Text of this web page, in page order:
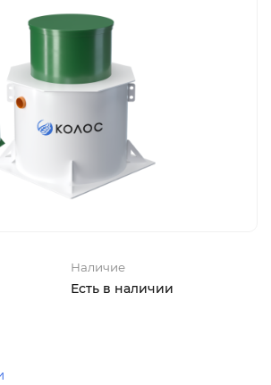
Наличие
Есть в наличии